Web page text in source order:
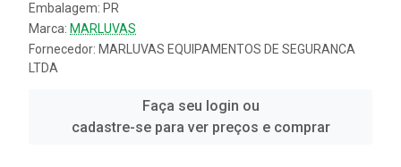
Embalagem: PR
Marca: MARLUVAS
Fornecedor: MARLUVAS EQUIPAMENTOS DE SEGURANCA
LTDA
Faça seu login ou
cadastre-se para ver preços e comprar